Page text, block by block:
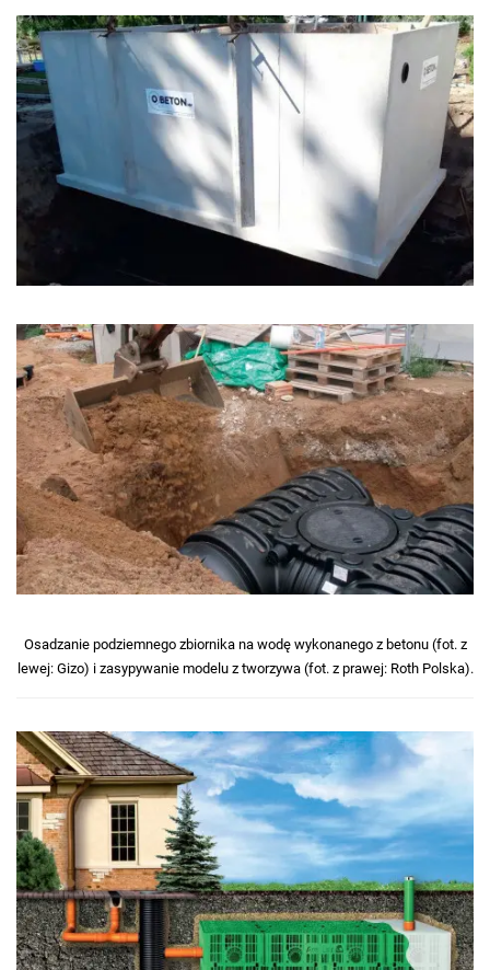
Osadzanie podziemnego zbiornika na wodę wykonanego z betonu (fot. z
lewej: Gizo) i zasypywanie modelu z tworzywa (fot. z prawej: Roth Polska).